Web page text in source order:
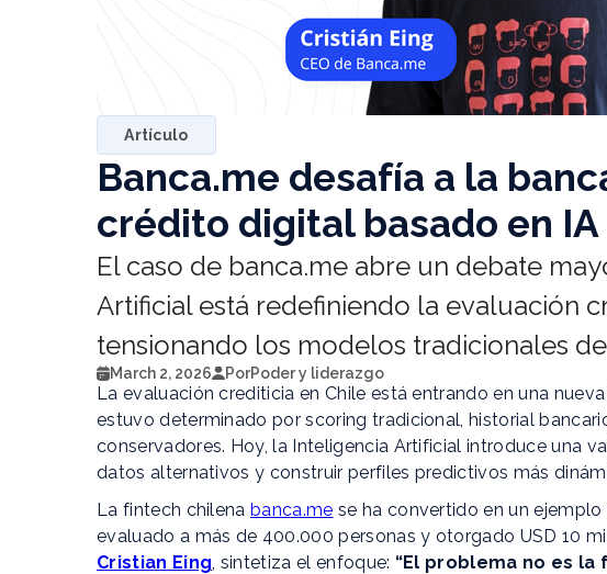
Artículo
Banca.me desafía a la
crédito digital basado en IA
El caso de banca.me abre un debate
Artificial está redefiniendo la evaluación
tensionando los modelos tradicionales
March 2, 2026 PorPoder y liderazgo
La evaluación crediticia en Chile está entrando en una
estuvo determinado por scoring tradicional, historial
conservadores. Hoy, la Inteligencia Artificial introduce una
datos alternativos y construir perfiles predictivos más
La fintech chilenabanca.me se ha convertido en un
evaluado a más de 400.000 personas y otorgado USD 10
Cristian Eing, sintetiza el enfoque: “El problema no es